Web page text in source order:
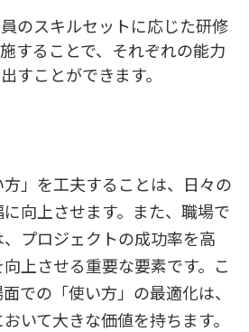
のスキルセットに応じた研修
することで、それぞれの能力
すことができます。
」を工夫することは、日々の
向上させます。また、職場で
プロジェクトの成功率を高
上させる重要な要素です。こ
での「使い方」の最適化は、
いて大きな価値を持ちます。